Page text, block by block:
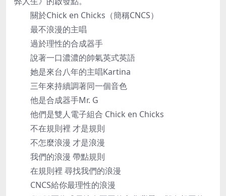
關於Chick en Chicks（簡稱CNCS）
最不浪漫的主唱
過於理性的合成器手
說著一口濃濃的帥氣英式英語
她是來台八年的主唱Kartina
三年來持續調著同一個音色
他是合成器手Mr. G
他們是雙人電子組合 Chick en Chicks
不在規則裡 才是規則
不怎麼浪漫 才是浪漫
我們的浪漫 帶點規則
在規則裡 尋找我們的浪漫
CNCS給你最理性的浪漫